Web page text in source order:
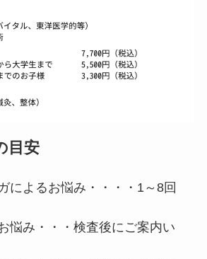
目安
によるお悩み・・・・1～8回
悩み・・・検査後にご案内い